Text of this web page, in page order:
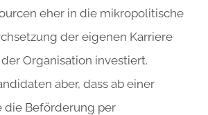
eher in die mikropolitische
der eigenen Karriere
Organisation investiert.
aber, dass ab einer
die Beförderung per